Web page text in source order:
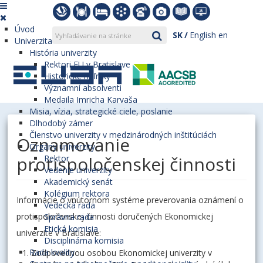
SK English en
Úvod
Univerzita
História univerzity
Rektori EU v Bratislave
Historické míľniky
Významní absolventi
Medaila Imricha Karvaša
Misia, vízia, strategické ciele, poslanie
Dlhodobý zámer
Členstvo univerzity v medzinárodných inštitúciách
Orgány univerzity
Rektor
Vedenie univerzity
Akademický senát
Kolégium rektora
Vedecká rada
Správna rada
Etická komisia
Disciplinárna komisia
Rada kvality
Oznamovanie
protispoločenskej činnosti
Informácie o vnútornom systéme preverovania oznámení o
protispoločenskej činnosti doručených Ekonomickej
univerzite v Bratislave:
Zodpovednou osobou Ekonomickej univerzity v